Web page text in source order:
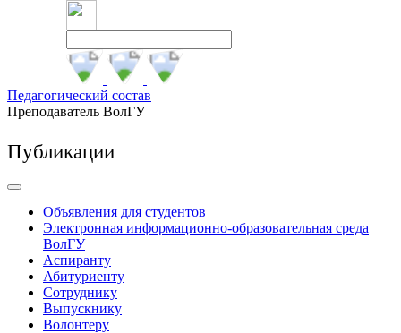
Педагогический состав
Преподаватель ВолГУ
Публикации
Объявления для студентов
Электронная информационно-образовательная среда
ВолГУ
Аспиранту
Абитуриенту
Сотруднику
Выпускнику
Волонтеру